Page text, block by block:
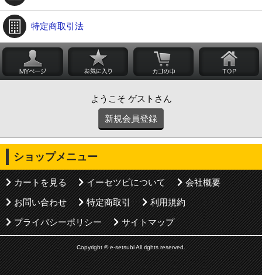
特定商取引法
ようこそ ゲストさん
新規会員登録
ショップメニュー
カートを見る イーセツビについて
会社概要
お問い合わせ
特定商取引
利用規約
プライバシーポリシー
サイトマップ
Copyright © e-setsubi All rights reserved.